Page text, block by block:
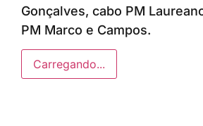
Gonçalves, cabo PM
PM Marco e Campos.
Carregando...